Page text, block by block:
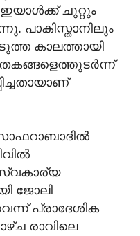
ചുറ്റും
പാകിസ്താനിലും
കാലത്തായി
ജോലി
പ്രാദേശിക
രാവിലെ